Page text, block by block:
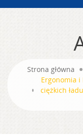
Strona główna
Ergonomia
ciężkich